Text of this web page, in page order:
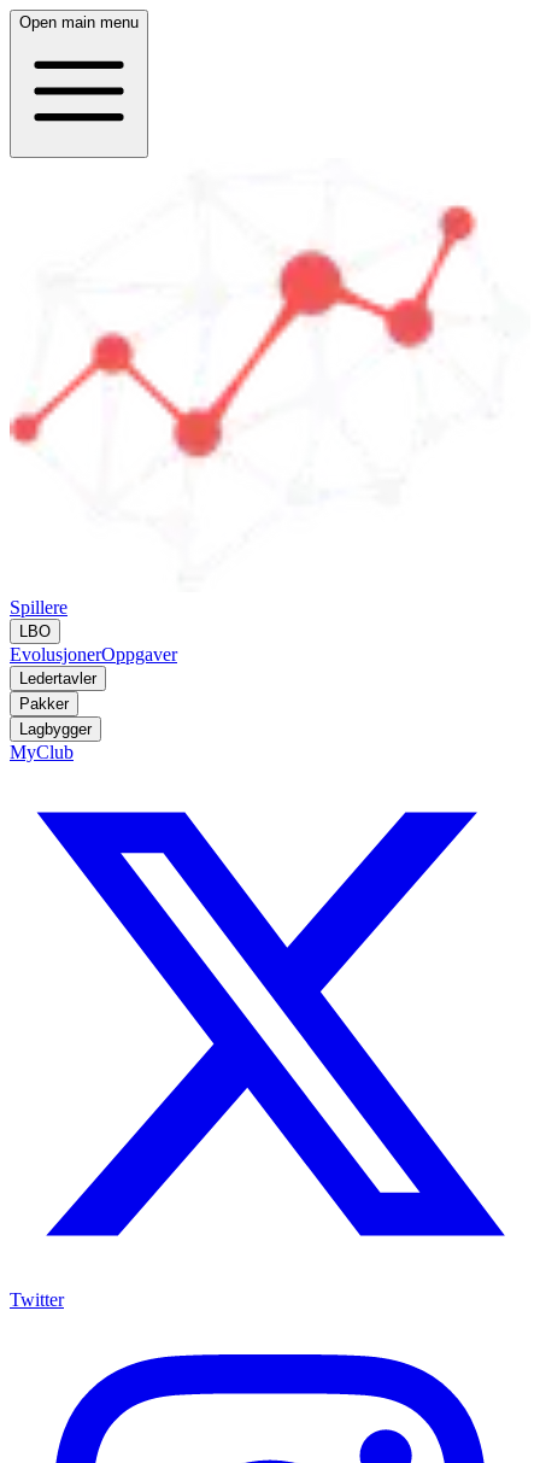
Open main menu
Spillere
LBO
EvolusjonerOppgaver
Ledertavler
Pakker
Lagbygger
MyClub
Twitter